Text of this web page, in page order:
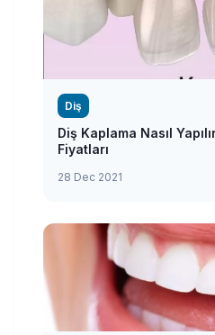
Diş
Diş Kaplama Nasıl
Fiyatları
28 Dec 2021